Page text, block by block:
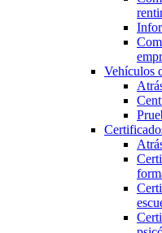
Vehículos